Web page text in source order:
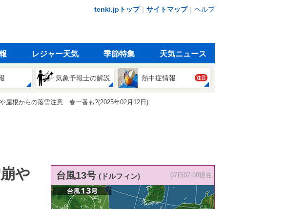
tenki.jpトップ｜ サイトマップ｜ ヘルプ
レジャー天気 季節特集 天気ニュース
気象予報士の解説 熱中症情報 注目
根からの落雪注意 春一番も?(2025年02月12日)
や
台風13号 (ドルフィン) 07日07:00現在